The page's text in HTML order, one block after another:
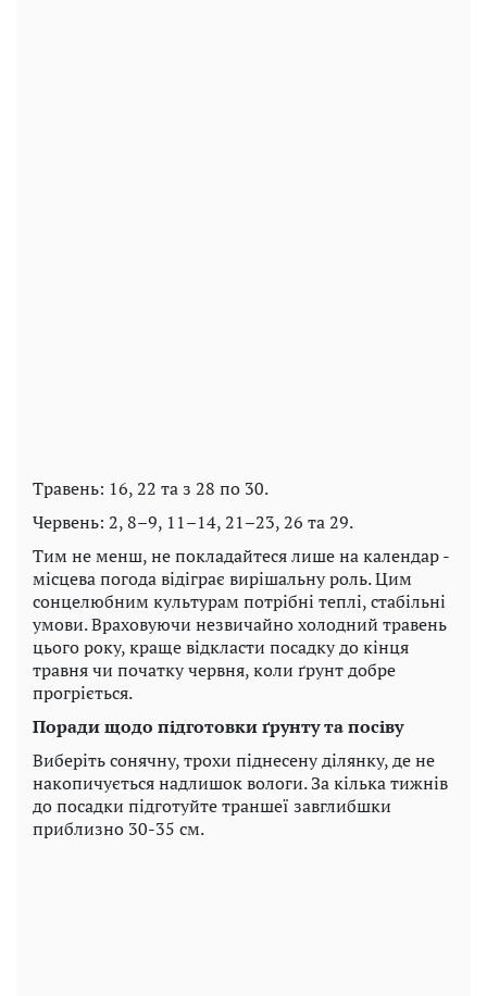
Травень: 16, 22 та з 28 по 30.
Червень: 2, 8–9, 11–14, 21–23, 26 та 29.
Тим не менш, не покладайтеся лише на календар -
місцева погода відіграє вирішальну роль. Цим
сонцелюбним культурам потрібні теплі, стабільні
умови. Враховуючи незвичайно холодний травень
цього року, краще відкласти посадку до кінця
травня чи початку червня, коли ґрунт добре
прогріється.
Поради щодо підготовки ґрунту та посіву
Виберіть сонячну, трохи піднесену ділянку, де не
накопичується надлишок вологи. За кілька тижнів
до посадки підготуйте траншеї завглибшки
приблизно 30-35 см.